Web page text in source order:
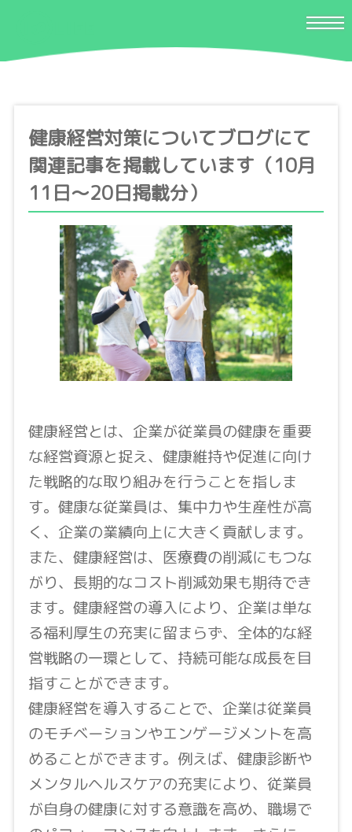
健康経営対策についてブログにて
関連記事を掲載しています（10月
11日〜20日掲載分）
健康経営とは、企業が従業員の健康を重要
な経営資源と捉え、健康維持や促進に向け
た戦略的な取り組みを行うことを指しま
す。健康な従業員は、集中力や生産性が高
く、企業の業績向上に大きく貢献します。
また、健康経営は、医療費の削減にもつな
がり、長期的なコスト削減効果も期待でき
ます。健康経営の導入により、企業は単な
る福利厚生の充実に留まらず、全体的な経
営戦略の一環として、持続可能な成長を目
指すことができます。
健康経営を導入することで、企業は従業員
のモチベーションやエンゲージメントを高
めることができます。例えば、健康診断や
メンタルヘルスケアの充実により、従業員
が自身の健康に対する意識を高め、職場で